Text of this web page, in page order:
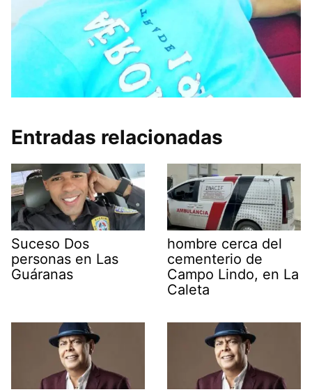
Entradas relacionadas
Suceso Dos
personas en Las
Guáranas
hombre cerca del
cementerio de
Campo Lindo, en La
Caleta